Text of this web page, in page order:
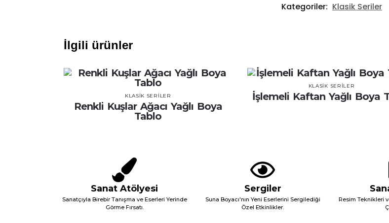
Kategoriler: Klasik Seriler
İlgili ürünler
KLASIK SERILER
Renkli Kuşlar Ağacı Yağlı Boya
Tablo
KLASIK SERILER
İşlemeli Kaftan Yağlı Boya
Sanat Atölyesi
Sanatçıyla Birebir Tanışma ve Eserleri Yerinde
Görme Fırsatı.
Sergiler
Suna Boyacı'nın Yeni Eserlerini Sergilediği
Özel Etkinlikler.
Resim Teknikleri